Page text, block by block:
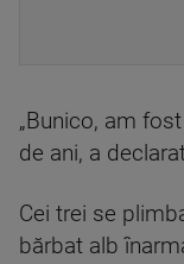
„Bunico, am
de ani, a
Cei trei se
bărbat alb